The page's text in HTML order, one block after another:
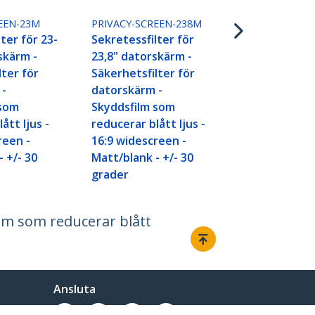
23M
för 23-
-
för
ljus -
-
+/- 30
PRIVACY-SCREEN-238M
Sekretessfilter för
23,8" datorskärm -
Säkerhetsfilter för
datorskärm -
Skyddsfilm som
reducerar blått ljus -
16:9 widescreen -
Matt/blank - +/- 30
grader
som reducerar blått
Ansluta